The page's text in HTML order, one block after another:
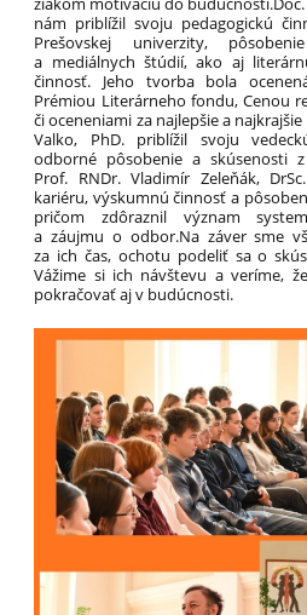
nám priblížil svoju pedagogickú
Prešovskej univerzity,
a mediálnych štúdií, ako aj
činnosť. Jeho tvorba bola
Prémiou Literárneho fondu, Cenou
či oceneniami za najlepšie a
Valko, PhD. priblížil svoju
odborné pôsobenie a skúsenosti
Prof. RNDr. Vladimír Zeleňák,
kariéru, výskumnú činnosť a
pričom zdôraznil význam
a záujmu o odbor.Na záver sme
za ich čas, ochotu podeliť sa o
Vážime si ich návštevu a veríme,
pokračovať aj v budúcnosti.